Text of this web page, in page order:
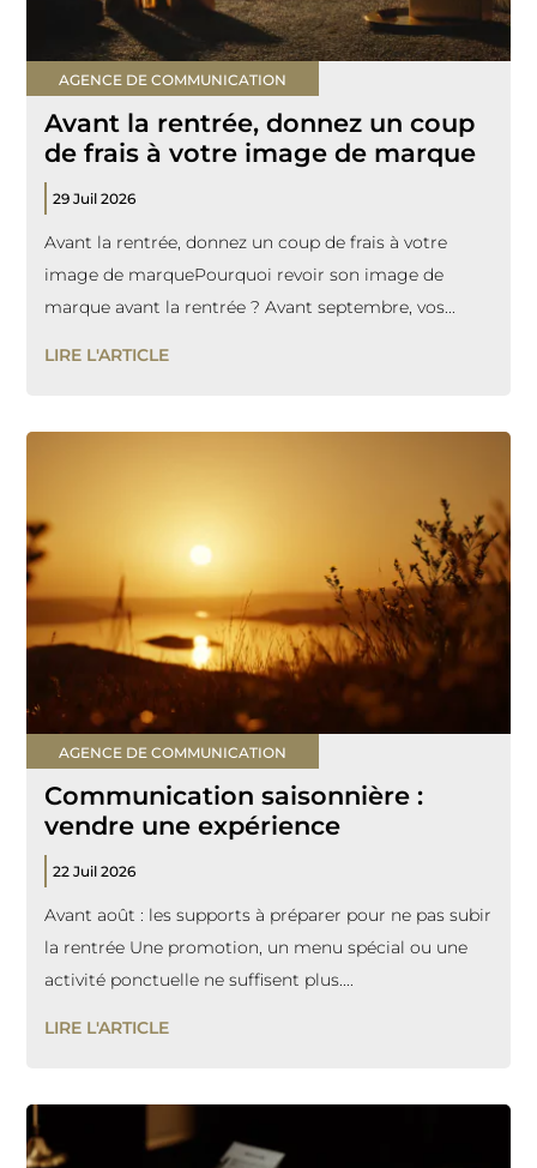
AGENCE DE COMMUNICATION
Avant la rentrée, donnez un coup
de frais à votre image de marque
29 Juil 2026
Avant la rentrée, donnez un coup de frais à votre
image de marquePourquoi revoir son image de
marque avant la rentrée ? Avant septembre, vos...
LIRE L'ARTICLE
AGENCE DE COMMUNICATION
Communication saisonnière :
vendre une expérience
22 Juil 2026
Avant août : les supports à préparer pour ne pas subir
la rentrée Une promotion, un menu spécial ou une
activité ponctuelle ne suffisent plus....
LIRE L'ARTICLE